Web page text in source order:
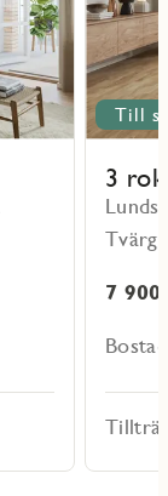
Till
3
7